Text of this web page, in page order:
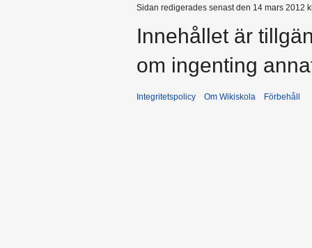
Sidan redigerades senast den 14 mars 2012
Innehållet är
om ingenting
Integritetspolicy Om Wikiskola Förbehåll